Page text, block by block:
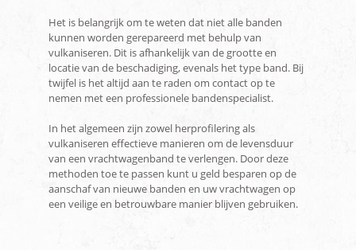
Het is belangrijk om te weten dat niet alle banden
kunnen worden gerepareerd met behulp van
vulkaniseren. Dit is afhankelijk van de grootte en
locatie van de beschadiging, evenals het type band. Bij
twijfel is het altijd aan te raden om contact op te
nemen met een professionele bandenspecialist.
In het algemeen zijn zowel herprofilering als
vulkaniseren effectieve manieren om de levensduur
van een vrachtwagenband te verlengen. Door deze
methoden toe te passen kunt u geld besparen op de
aanschaf van nieuwe banden en uw vrachtwagen op
een veilige en betrouwbare manier blijven gebruiken.